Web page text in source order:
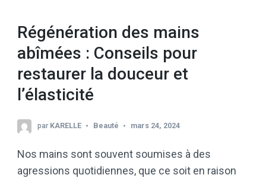
Régénération des mains
abîmées : Conseils pour
restaurer la douceur et
l’élasticité
par KARELLE Beauté mars 24, 2024
Nos mains sont souvent soumises à des
agressions quotidiennes, que ce soit en raison